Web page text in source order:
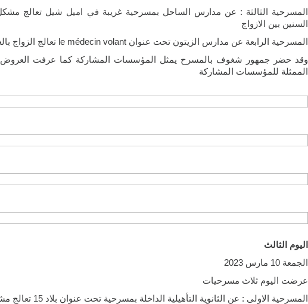
المسرحية الثالثة : عن مدارس الساحل بمسرحية غريبة في اميل شيل تعالج
السنين بين الازواج
المسرحية الرابعة عن مدارس الزيتون تحت عنوان le médecin volant تعالج الزواج بالغصب
وقد حضر جمهور شغوف بالمسرح يمثل المؤسسات المشاركة كما عرفت العروض
الممثلة للمؤسسات المشاركة
اليوم الثالث
الجمعة 10 مارس 2023
عرضت اليوم ثلاث مسرحيات
المسرحية الاولى : عن الثانوية التأهيلية الداخلة بمسرحية تحت عنوان بلاد 15 تعالج مشكل اطفال الشوارع